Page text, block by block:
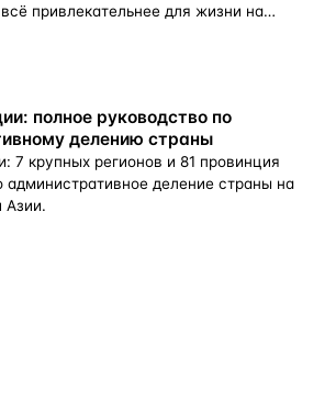
привлекательнее для жизни на
полное руководство по
делению страны
7 крупных регионов и 81 провинция
административное деление страны на
Азии.